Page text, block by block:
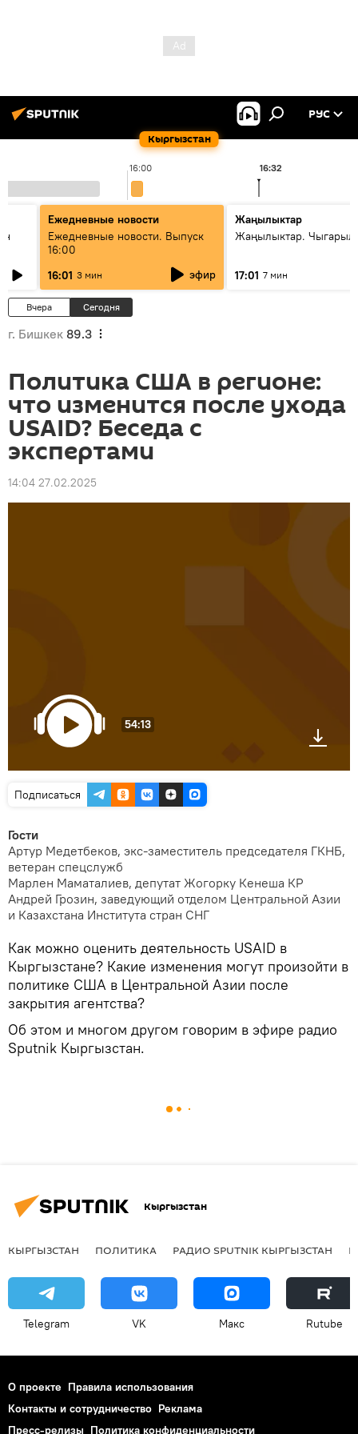
Кыргызстан
РУС
16:00 16:32
Ежедневные новости
Ежедневные новости. Выпуск
16:00
16:01 3 мин эфир
Жаңылыктар
Жаңылыктар.
17:01 7 мин
Вчера Сегодня
г. Бишкек 89.3
Политика США в регионе:
что изменится после ухода
USAID? Беседа с
экспертами
14:04 27.02.2025
54:13
Подписаться
Гости
Артур Медетбеков, экс-заместитель председателя ГКНБ,
ветеран спецслужб
Марлен Маматалиев, депутат Жогорку Кенеша КР
Андрей Грозин, заведующий отделом Центральной Азии
и Казахстана Института стран СНГ
Как можно оценить деятельность USAID в
Кыргызстане? Какие изменения могут произойти в
политике США в Центральной Азии после
закрытия агентства?
Об этом и многом другом говорим в эфире радио
Sputnik Кыргызстан.
Кыргызстан
КЫРГЫЗСТАН ПОЛИТИКА РАДИО SPUTNIK КЫРГЫЗСТАН
Telegram VK Макс Rutube
О проекте Правила использования
Контакты и сотрудничество Реклама
Пресс-релизы Политика конфиденциальности